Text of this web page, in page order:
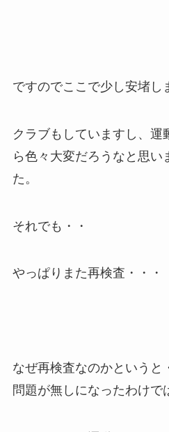
ですのでここで少し安堵し
クラブもしていますし、運
ら色々大変だろうなと思い
た。
それでも・・
やっぱりまた再検査・・・
なぜ再検査なのかというと
問題が無しになったわけで